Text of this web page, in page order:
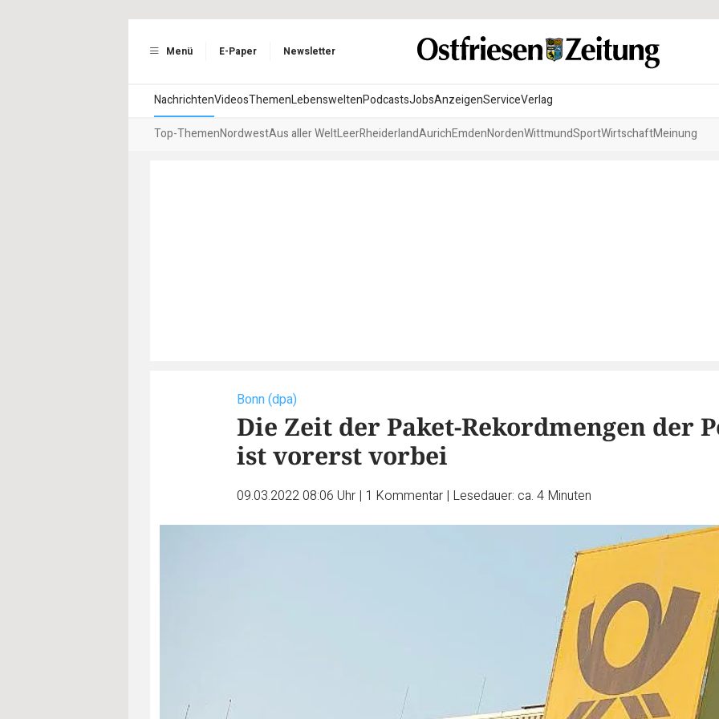
Menü E-Paper Newsletter
NachrichtenVideosThemenLebensweltenPodcastsJobsAnzeigenServiceVerlag
Top-ThemenNordwestAus aller WeltLeerRheiderlandAurichEmdenNordenWittmundSportWirtschaftMeinung
Bonn (dpa)
Die Zeit der Paket-Rekordmengen der
ist vorerst vorbei
09.03.2022 08:06 Uhr | 1 Kommentar | Lesedauer: ca. 4 Minuten